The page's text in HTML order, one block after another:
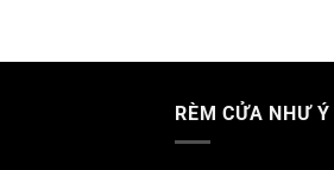
RÈM CỬA NHƯ Ý